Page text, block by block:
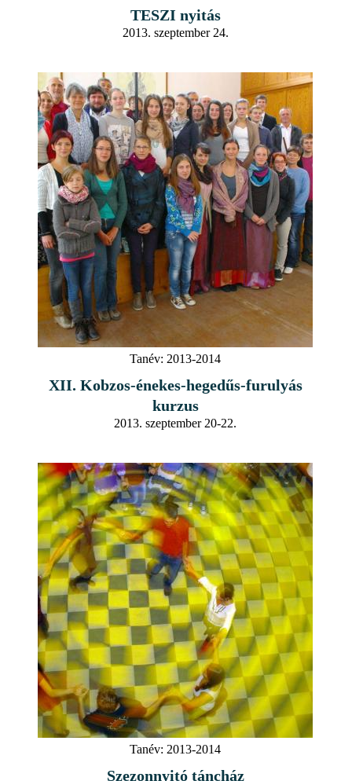
TESZI nyitás
2013. szeptember 24.
Tanév: 2013-2014
XII. Kobzos-énekes-hegedűs-furulyás
kurzus
2013. szeptember 20-22.
Tanév: 2013-2014
Szezonnyitó táncház